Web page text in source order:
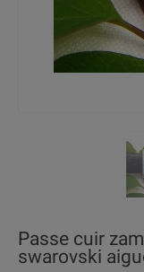
Passe cuir
swarovski